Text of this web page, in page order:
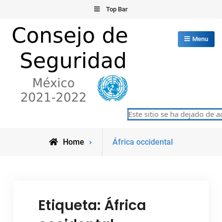
content
Top Bar
Consejo de Seguridad de las
Naciones Unidas
Menu
Este sitio se ha dejado de
Home
Posts
África occidental
Etiqueta: África